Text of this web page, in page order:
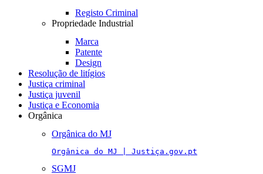
Registo Criminal
Propriedade Industrial
Marca
Patente
Design
Resolução de litígios
Justiça criminal
Justiça juvenil
Justiça e Economia
Orgânica
Orgânica do MJ
Orgânica do MJ | Justiça.gov.pt
SGMJ